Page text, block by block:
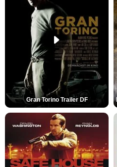
Gran Torino Trailer DF